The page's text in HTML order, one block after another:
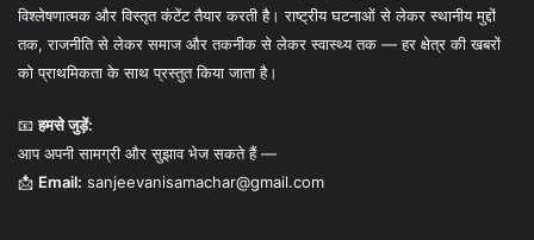
विश्लेषणात्मक और विस्तृत कंटेंट तैयार करती है। राष्ट्रीय घटनाओं से लेकर स्थानीय मुद्दों
तक, राजनीति से लेकर समाज और तकनीक से लेकर स्वास्थ्य तक — हर क्षेत्र की खबरों
को प्राथमिकता के साथ प्रस्तुत किया जाता है।
📧हमसे जुड़ें:
आप अपनी सामग्री और सुझाव भेज सकते हैं —
📩 Email: sanjeevanisamachar@gmail.com